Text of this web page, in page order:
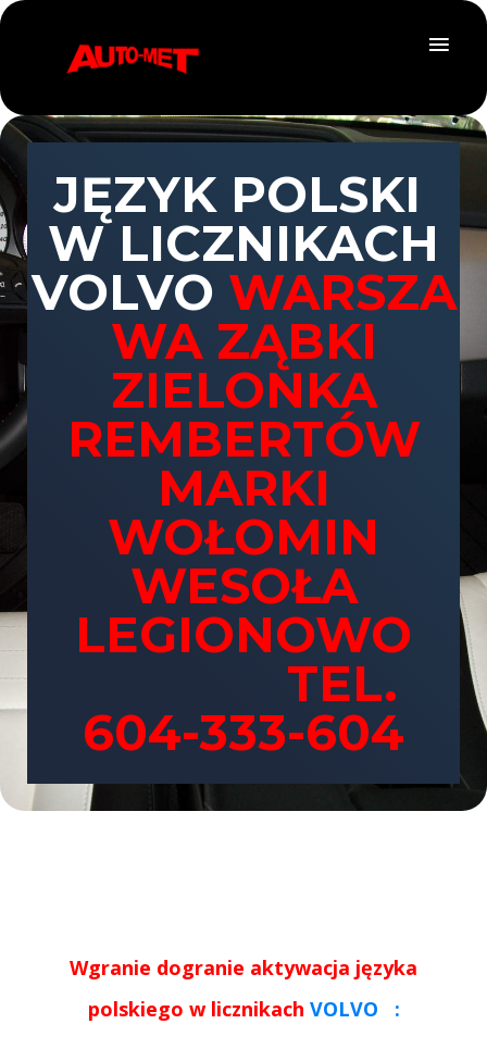
JĘZYK POLSKI
W LICZNIKACH
VOLVO WARSZA
WA ZĄBKI
ZIELONKA
REMBERTÓW
MARKI
WOŁOMIN
WESOŁA
LEGIONOWO
TEL.
604-333-604
Wgranie dogranie aktywacja języka
polskiego w licznikach VOLVO :